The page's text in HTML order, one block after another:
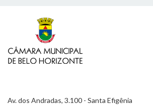
Av. dos Andradas, 3.100 - Santa Efigênia